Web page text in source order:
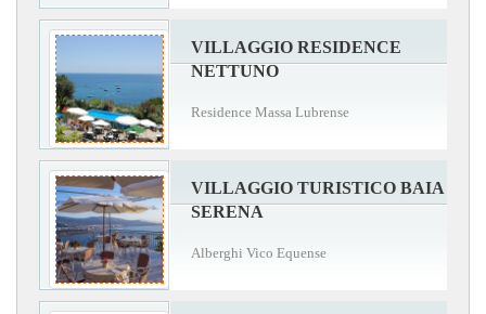
VILLAGGIO RESIDENCE
NETTUNO
Residence Massa Lubrense
VILLAGGIO TURISTICO BAIA
SERENA
Alberghi Vico Equense